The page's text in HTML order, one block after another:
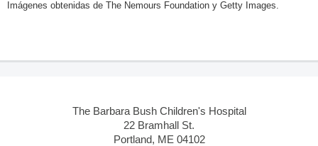
Imágenes obtenidas de The Nemours Foundation y Getty Images.
The Barbara Bush Children's Hospital
22 Bramhall St.
Portland, ME 04102